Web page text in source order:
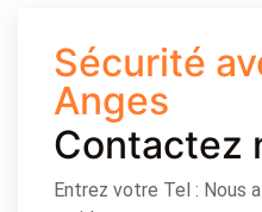
Sécurité
Anges
Contactez
Entrez votre Tel : Nous